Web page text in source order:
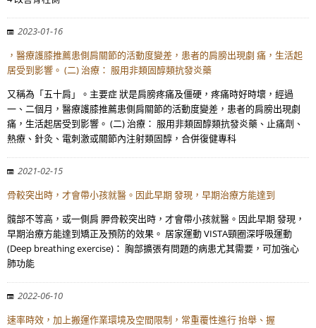
2023-01-16
，醫療護膝推薦患側肩關節的活動度變差，患者的肩膀出現劇 痛，生活起
居受到影響。 (二) 治療： 服用非類固醇類抗發炎藥
又稱為「五十肩」。主要症 狀是肩膀疼痛及僵硬，疼痛時好時壞，經過
一、二個月，醫療護膝推薦患側肩關節的活動度變差，患者的肩膀出現劇
痛，生活起居受到影響。 (二) 治療： 服用非類固醇類抗發炎藥、止痛劑、
熱療、針灸、電刺激或關節內注射類固醇，合併復健專科
2021-02-15
骨較突出時，才會帶小孩就醫。因此早期 發現，早期治療方能達到
髖部不等高，或一側肩 胛骨較突出時，才會帶小孩就醫。因此早期 發現，
早期治療方能達到矯正及預防的效果。 居家運動 VISTA頸圈深呼吸運動
(Deep breathing exercise)： 胸部擴張有問題的病患尤其需要，可加強心
肺功能
2022-06-10
速率時效，加上搬運作業環境及空間限制，常重覆性進行 抬舉、握